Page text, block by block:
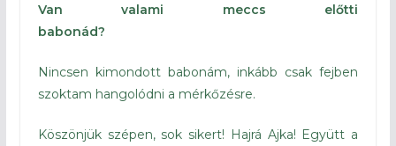
Van valami meccs előtti
babonád?
Nincsen kimondott babonám, inkább csak fejben
szoktam hangolódni a mérkőzésre.
Köszönjük szépen, sok sikert! Hajrá Ajka! Együtt a